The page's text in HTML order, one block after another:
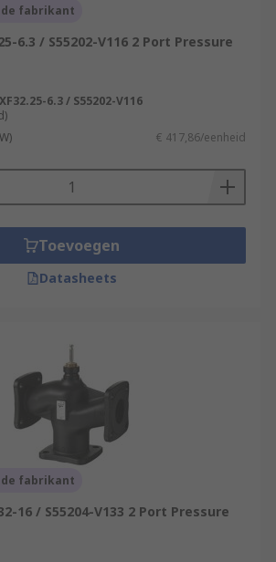
fabrikant
6.3 / S55202-V116 2 Port Pressure
6.3 / S55202-V116
€ 417,86/eenheid
Toevoegen
Datasheets
fabrikant
16 / S55204-V133 2 Port Pressure